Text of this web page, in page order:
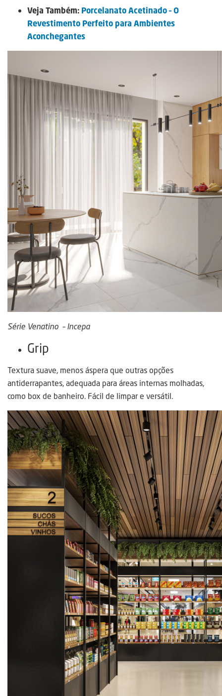
Veja Também: Porcelanato Acetinado – O
Revestimento Perfeito para Ambientes
Aconchegantes
Série Venatino – Incepa
Grip
Textura suave, menos áspera que outras opções
antiderrapantes, adequada para áreas internas molhadas,
como box de banheiro. Fácil de limpar e versátil.